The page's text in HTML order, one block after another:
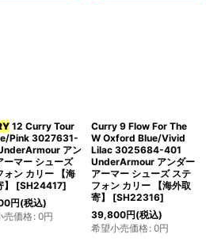
12 Curry Tour
Pink 3027631-
アン
ーマー シューズ
ォン カリー 【海
[SH24417]
円(税込)
売価格: 0円
Curry 9 Flow For The
W Oxford Blue/Vivid
Lilac 3025684-401
UnderArmour アンダー
アーマー シューズ ステ
フォン カリー 【海外取
寄】
[SH22316]
39,800円(税込)
希望小売価格: 0円